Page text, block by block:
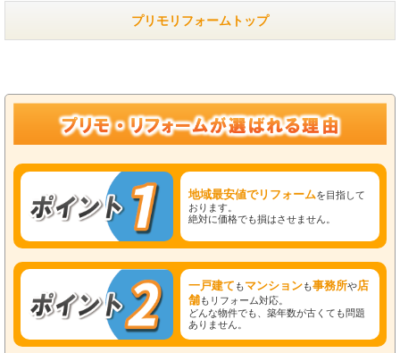
プリモリフォームトップ
地域最安値でリフォームを目指して
おります。
絶対に価格でも損はさせません。
一戸建て もマンションも事務所や店
舗もリフォーム対応。
どんな物件でも、築年数が古くても問題
ありません。